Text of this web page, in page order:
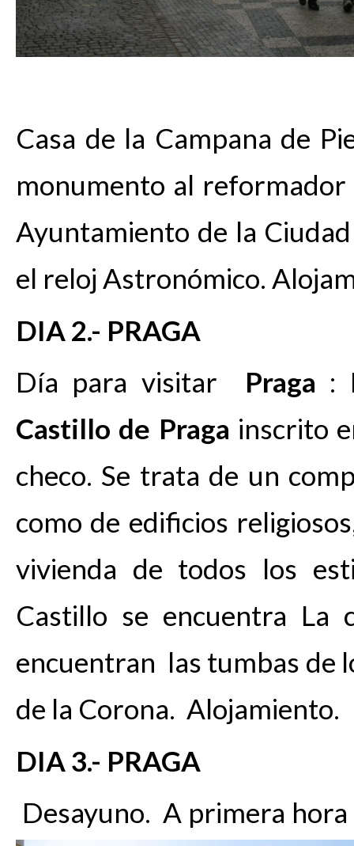
Casa de la Campana de
monumento al
Ayuntamiento de la
el reloj Astronómico.
DIA 2.- PRAGA
Día para visitar Praga :
Castillo de Praga inscrito
checo. Se trata de un
como de edificios
vivienda de todos los
Castillo se encuentra
encuentran las tumbas de
de la Corona. Alojamiento.
DIA 3.- PRAGA
Desayuno. A primera